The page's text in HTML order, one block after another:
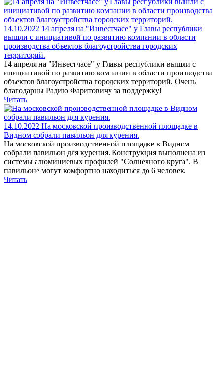
14.10.2022 14 апреля на "Инвестчасе" у Главы республики
вышли с инициативой по развитию компании в области
производства объектов благоустройства городских
территорий.
14 апреля на "Инвестчасе" у Главы республики вышли с
инициативой по развитию компании в области производства
объектов благоустройства городских территорий. Очень
благодарны Радию Фаритовичу за поддержку!
Читать
14.10.2022 На московской производственной площадке в
Видном собрали павильон для курения.
На московской производственной площадке в Видном
собрали павильон для курения. Конструкция выполнена из
системы алюминиевых профилей "Солнечного круга". В
павильоне могут комфортно находиться до 6 человек.
Читать